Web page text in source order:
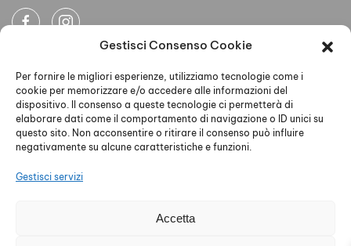
Gestisci Consenso Cookie
Per fornire le migliori esperienze, utilizziamo tecnologie come i
cookie per memorizzare e/o accedere alle informazioni del
dispositivo. Il consenso a queste tecnologie ci permetterà di
elaborare dati come il comportamento di navigazione o ID unici su
questo sito. Non acconsentire o ritirare il consenso può influire
negativamente su alcune caratteristiche e funzioni.
Gestisci servizi
Accetta